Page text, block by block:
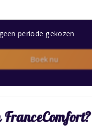
periode gekozen
Boek nu